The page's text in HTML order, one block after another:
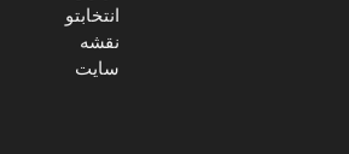
انتخابتو
نقشه
سایت